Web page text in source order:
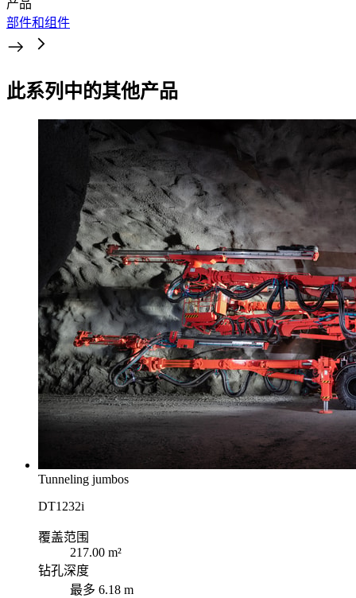
产品
部件和组件
此系列中的其他产品
Tunneling jumbos
DT1232i
覆盖范围
217.00 m²
钻孔深度
最多 6.18 m